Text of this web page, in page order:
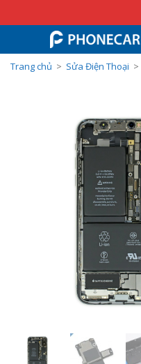
Trang chủ > Sửa Điện Thoại >